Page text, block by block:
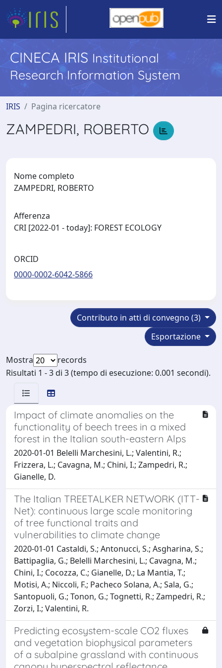
CINECA IRIS Institutional
Research Information System
IRIS Pagina ricercatore
ZAMPEDRI, ROBERTO
Nome completo
ZAMPEDRI, ROBERTO
Afferenza
CRI [2022-01 - today]: FOREST ECOLOGY
ORCID
0000-0002-6042-5866
Contributo in atti di convegno (3)
Esportazione
Mostra
records
Risultati 1 - 3 di 3 (tempo di esecuzione: 0.001 secondi).
Impact of climate anomalies on the
functionality of beech trees in a mixed
forest in the Italian south-eastern Alps
2020-01-01 Belelli Marchesini, L.; Valentini, R.;
Frizzera, L.; Cavagna, M.; Chini, I.; Zampedri, R.;
Gianelle, D.
The Italian TREETALKER NETWORK (ITT-
Net): continuous large scale monitoring
of tree functional traits and
vulnerabilities to climate change
2020-01-01 Castaldi, S.; Antonucci, S.; Asgharina, S.;
Battipaglia, G.; Belelli Marchesini, L.; Cavagna, M.;
Chini, I.; Cocozza, C.; Gianelle, D.; La Mantia, T.;
Motisi, A.; Niccoli, F.; Pacheco Solana, A.; Sala, G.;
Santopuoli, G.; Tonon, G.; Tognetti, R.; Zampedri, R.;
Zorzi, I.; Valentini, R.
Predicting ecosystem-scale CO2 fluxes
and vegetation biophysical parameters
of a subalpine grassland with continuous